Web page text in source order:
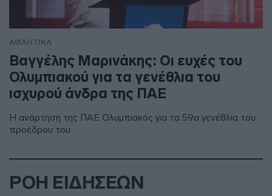
ΑΘΛΗΤΙΚΑ
Βαγγέλης Μαρινάκης: Οι ευχές του
Ολυμπιακού για τα γενέθλια του
ισχυρού άνδρα της ΠΑΕ
Η ανάρτηση της ΠΑΕ Ολυμπιακός για τα 59α γενέθλια του
προέδρου του
ΡΟΗ ΕΙΔΗΣΕΩΝ